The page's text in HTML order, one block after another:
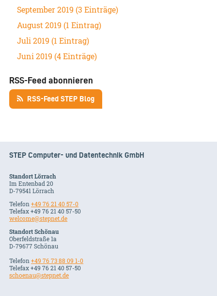
September 2019 (3 Einträge)
August 2019 (1 Eintrag)
Juli 2019 (1 Eintrag)
Juni 2019 (4 Einträge)
RSS-Feed abonnieren
RSS-Feed STEP Blog
STEP Computer- und Datentechnik GmbH
Standort Lörrach
Im Entenbad 20
D-79541 Lörrach
Telefon+49 76 21 40 57-0
Telefax +49 76 21 40 57-50
welcome@stepnet.de
Standort Schönau
Oberfeldstraße 1a
D-79677 Schönau
Telefon+49 76 73 88 09 1-0
Telefax +49 76 21 40 57-50
schoenau@stepnet.de